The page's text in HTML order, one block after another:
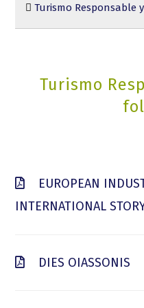
Turismo Responsable
Turismo
EUROPEAN
INTERNATIONAL
DIES OIASSONIS